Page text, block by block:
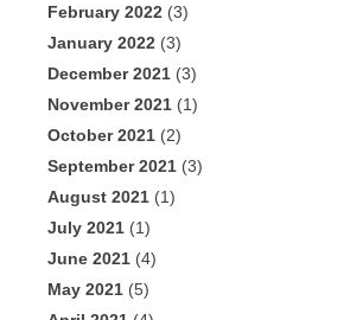
February 2022 (3)
January 2022 (3)
December 2021 (3)
November 2021 (1)
October 2021 (2)
September 2021 (3)
August 2021 (1)
July 2021 (1)
June 2021 (4)
May 2021 (5)